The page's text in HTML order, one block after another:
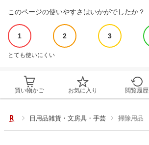
このページの使いやすさはいかがでしたか？
1 2 3
とても使いにくい
買い物かご お気に入り 閲覧履歴
日用品雑貨・文房具・手芸 掃除用品